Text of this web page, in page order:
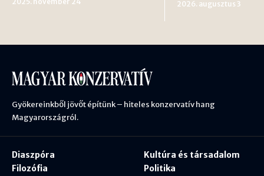
2026. augusztus 3
Gyökereinkből jövőt építünk – hiteles konzervatív hang
Magyarországról.
Diaszpóra
Filozófia
Kultúra és társadalom
Politika